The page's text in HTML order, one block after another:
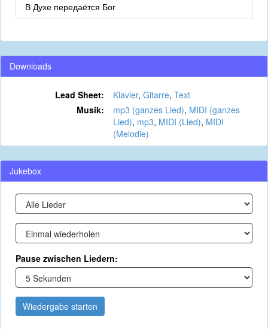
В Духе передаётся Бог
Downloads
Lead Sheet: Klavier, Gitarre, Text
Musik:
mp3 (ganzes Lied), MIDI (ganzes
Lied), mp3, MIDI (Lied), MIDI
(Melodie)
Jukebox
Pause zwischen Liedern:
Wiedergabe starten